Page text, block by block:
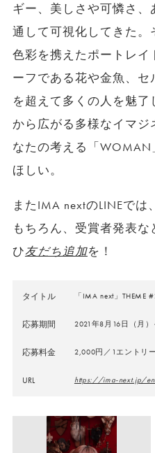
ギー、美しさや可憐さ
通して可視化してきた
色彩を携えたポートレ
ーフである花や金魚、
を超えて多くの人を魅了
から広がる多様なイマ
なたの考える「
ほしい。
またIMA nextのLINEで
もちろん、受賞者発表
ひ友だち追加を！
タイトル 「IMA next」THEME
応募期間 2021年8月16日（月）
応募料金 2,000円／1エントリー
URL https://ima-next.jp/